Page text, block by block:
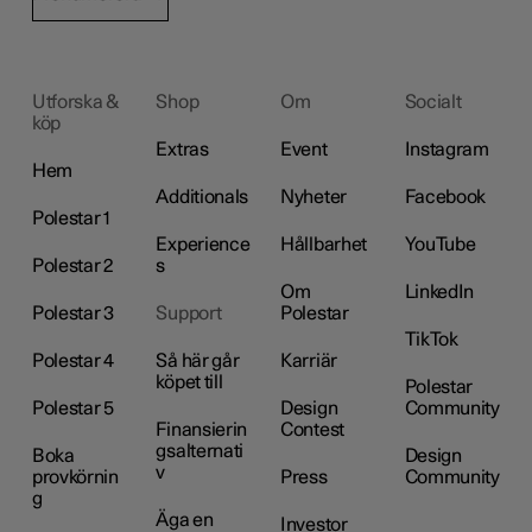
Utforska &
köp
Hem
Polestar 1
Polestar 2
Polestar 3
Polestar 4
Polestar 5
Boka
provkörnin
g
Shop
Extras
Additionals
Experience
s
Support
Så här går
köpet till
Finansierin
gsalternati
v
Äga en
Om
Event
Nyheter
Hållbarhet
Om
Polestar
Karriär
Design
Contest
Press
Investor
Socialt
Instagram
Facebook
YouTube
LinkedIn
TikTok
Polestar
Community
Design
Community